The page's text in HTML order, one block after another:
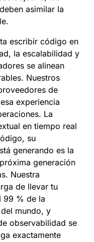
asimilar la
escribir código en
la escalabilidad y
se alinean
Nuestros
de
experiencia
La
en tiempo real
su
generando es la
generación
Nuestra
de llevar tu
99 % de la
mundo, y
observabilidad se
exactamente